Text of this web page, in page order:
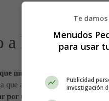
a las Dietas
muchas personas tienen
que afecta albienestar físico y
por un médico experto en el
Te
Menudos
para usar
Publicidad
investigación